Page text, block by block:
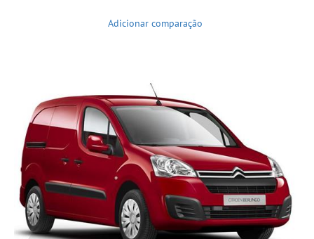
Adicionar comparação